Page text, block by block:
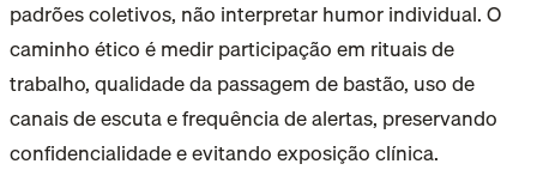
padrões coletivos, não interpretar humor individual. O
caminho ético é medir participação em rituais de
trabalho, qualidade da passagem de bastão, uso de
canais de escuta e frequência de alertas, preservando
confidencialidade e evitando exposição clínica.